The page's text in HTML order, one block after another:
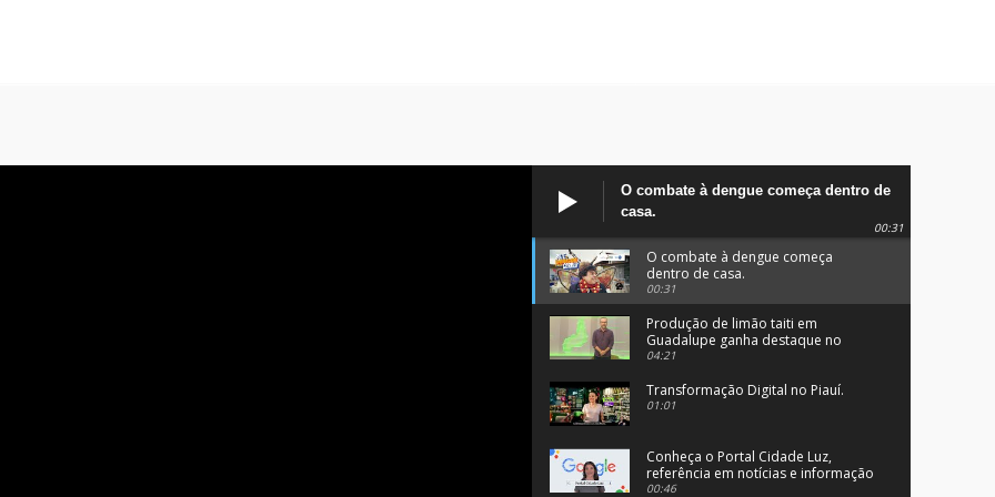
O combate à dengue começa dentro de
casa.
00:31
O combate à dengue começa
dentro de casa.
00:31
Produção de limão taiti em
Guadalupe ganha destaque no
programa Clube Rural.
04:21
Transformação Digital no Piauí.
01:01
Conheça o Portal Cidade Luz,
referência em notícias e informação
no Sul do Piauí.
00:46